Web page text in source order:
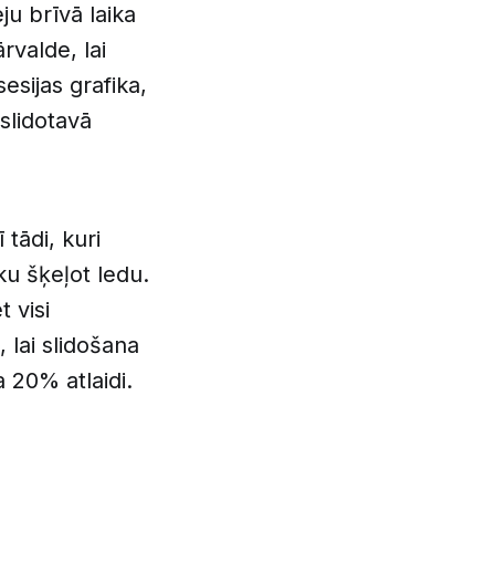
brīvā laika
lai
grafika,
tādi, kuri
šķeļot ledu.
visi
slidošana
20% atlaidi.